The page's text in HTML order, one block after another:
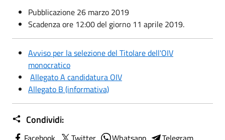
Pubblicazione 26 marzo 2019
Scadenza ore 12:00 del giorno 11 aprile 2019.
Avviso per la selezione del Titolare dell'OIV
monocratico
Allegato A candidatura OIV
Allegato B (informativa)
Condividi: